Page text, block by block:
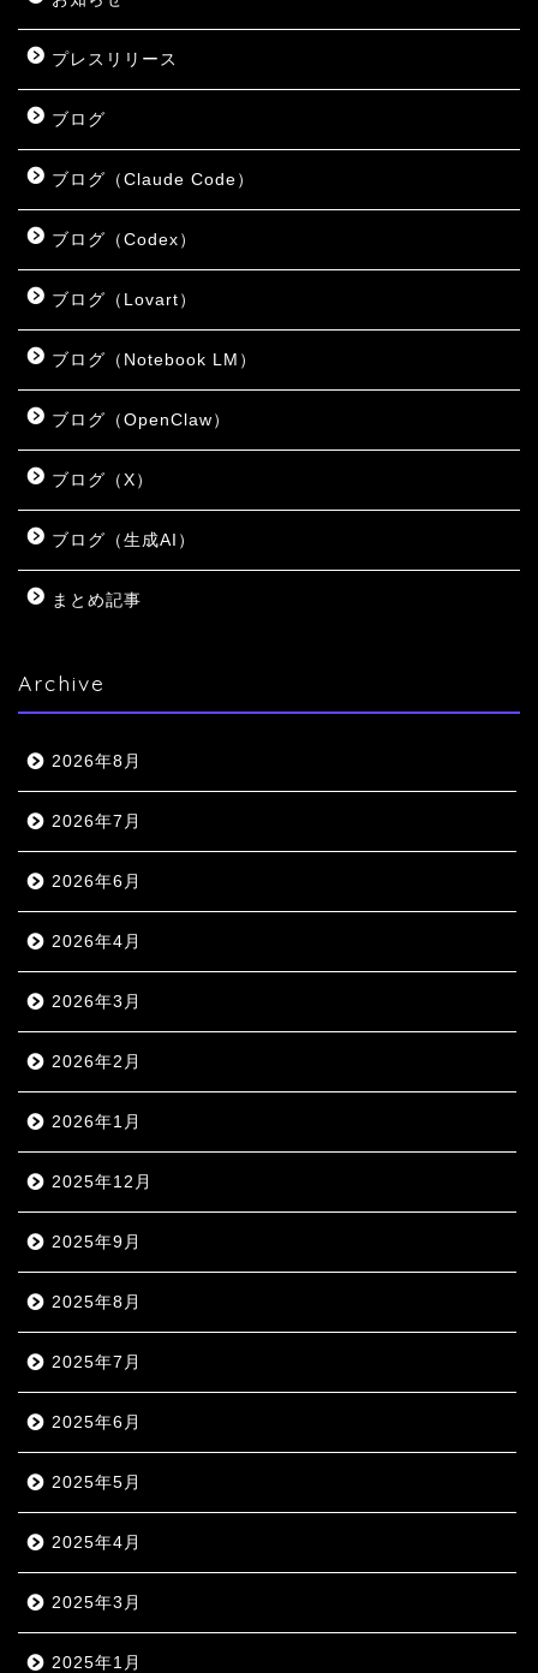
プレスリリース
ブログ
ブログ（Claude Code）
ブログ（Codex）
ブログ（Lovart）
ブログ（Notebook LM）
ブログ（OpenClaw）
ブログ（X）
ブログ（生成AI）
まとめ記事
Archive
2026年8月
2026年7月
2026年6月
2026年4月
2026年3月
2026年2月
2026年1月
2025年12月
2025年9月
2025年8月
2025年7月
2025年6月
2025年5月
2025年4月
2025年3月
2025年1月